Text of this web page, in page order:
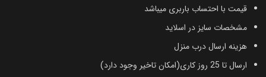
قیمت با احتساب باربری میباشد
مشخصات سایز در اسلاید
هزینه ارسال درب منزل
ارسال تا 25 روز کاری(امکان تاخیر وجود دارد)